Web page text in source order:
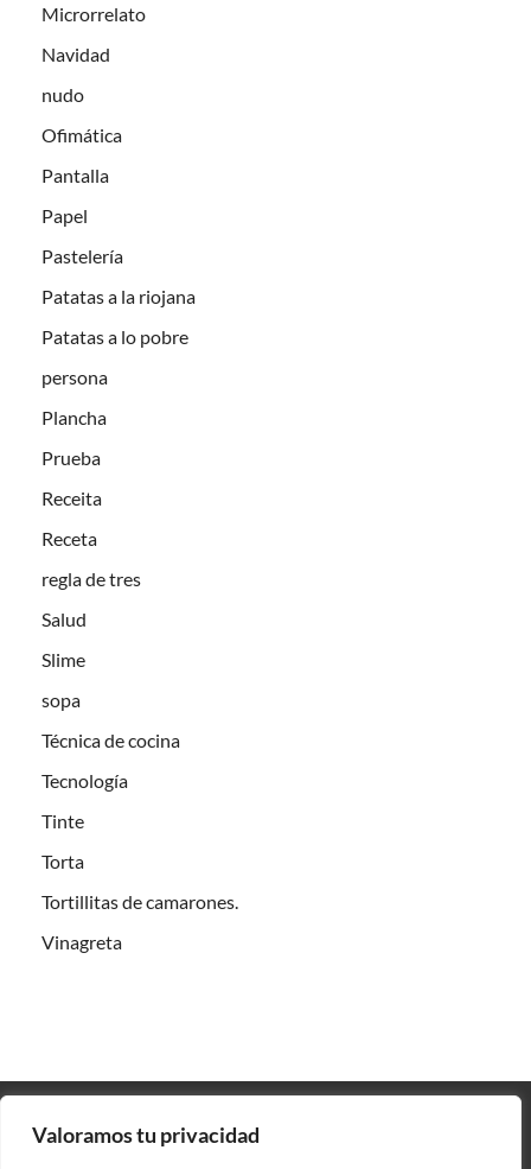
Valoramos tu privacidad
Microrrelato
Navidad
nudo
Ofimática
Pantalla
Papel
Pastelería
Patatas a la riojana
Patatas a lo pobre
persona
Plancha
Prueba
Receita
Receta
regla de tres
Salud
Slime
sopa
Técnica de cocina
Tecnología
Tinte
Torta
Tortillitas de camarones.
Vinagreta